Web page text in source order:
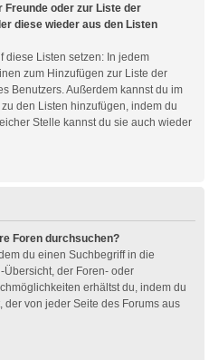
Freunde oder zur Liste der
diese wieder aus den Listen
diese Listen setzen: In jedem
zum Hinzufügen zur Liste der
Benutzers. Außerdem kannst du im
den Listen hinzufügen, indem du
Stelle kannst du sie auch wieder
Foren durchsuchen?
du einen Suchbegriff in die
der Foren- oder
erhältst du, indem du
der von jeder Seite des Forums aus